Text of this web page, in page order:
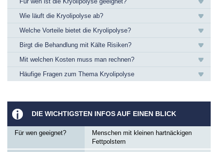
Wie läuft die Kryolipolyse ab?
Welche Vorteile bietet die Kryolipolyse?
Birgt die Behandlung mit Kälte Risiken?
Mit welchen Kosten muss man rechnen?
Häufige Fragen zum Thema Kryolipolyse
DIE WICHTIGSTEN INFOS AUF EINEN BLICK
Für wen geeignet?
Menschen mit kleinen hartnäckigen
Fettpolstern